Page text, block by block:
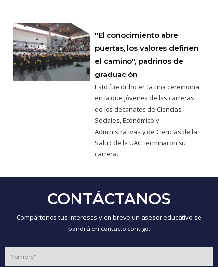
"El conocimiento abre
puertas, los valores definen
el camino", padrinos de
graduación
Esto fue dicho en la una ceremonia
en la que jóvenes de las carreras
de los decanatos de Ciencias
Sociales, Económico y
Administrativas y de Ciencias de la
Salud de la UAG terminaron su
carrera.
CONTÁCTANOS
Compártenos tus intereses y en breve un asesor educativo se
pondrá en contacto contigo.